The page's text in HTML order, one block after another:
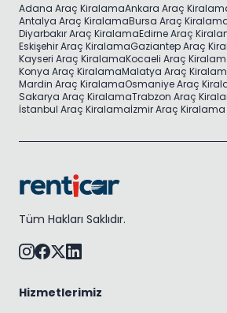
Adana Araç KiralamaAnkara Araç
Antalya Araç KiralamaBursa Araç
Diyarbakır Araç KiralamaEdirne Araç
Eskişehir Araç KiralamaGaziantep Araç
Kayseri Araç KiralamaKocaeli Araç
Konya Araç KiralamaMalatya Araç
Mardin Araç KiralamaOsmaniye Araç
Sakarya Araç KiralamaTrabzon Araç
İstanbul Araç Kiralamaİzmir Araç Kiralama
Tüm Hakları Saklıdır.
Hizmetlerimiz